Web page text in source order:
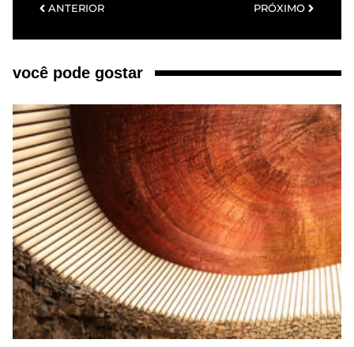
ANTERIOR PRÓXIMO
você pode gostar